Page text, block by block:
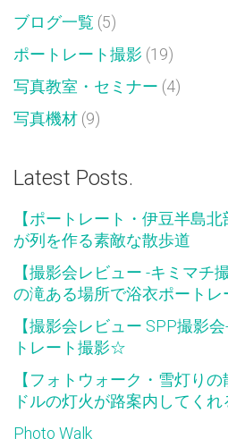
ブログ一覧 (5)
ポートレート撮影 (19)
写真教室・セミナー (4)
写真機材 (9)
Latest Posts.
【ポートレート・伊豆半島
が列を作る素敵な散歩道
【撮影会レビュー -キミマチ
の滝ある場所で浴衣ポート
【撮影会レビュー SPP撮影
トレート撮影☆
【フォトウォーク・雪灯り
ドルの灯火が路案内してく
Photo Walk